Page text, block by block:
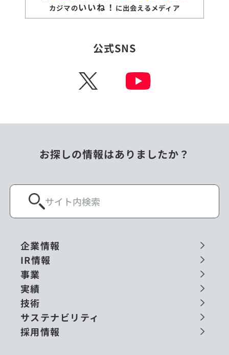
カジマのいいね！ に出会えるメディア
公式SNS
X
お探しの情報はありましたか？
企業情報
IR情報
事業
実績
技術
サステナビリティ
採用情報